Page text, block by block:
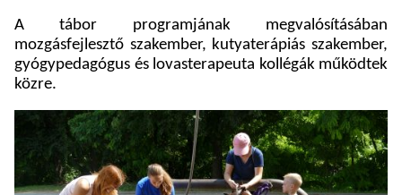
A tábor programjának megvalósításában
mozgásfejlesztő szakember, kutyaterápiás szakember,
gyógypedagógus és lovasterapeuta kollégák működtek
közre.